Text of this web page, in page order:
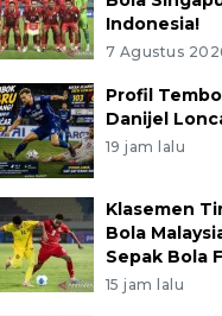
Indonesia!
7 Agustus
Profil
Danijel
19 jam lalu
Klasemen
Bola
Sepak Bola
15 jam lalu